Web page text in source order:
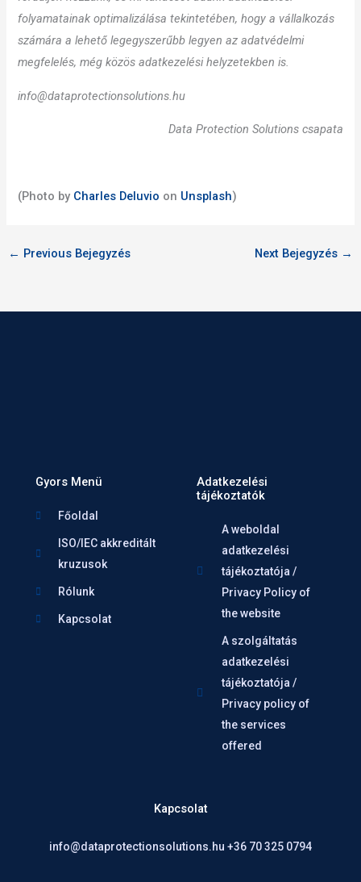
folyamatainak optimalizálása tekintetében, hogy a vállalkozás
számára a lehető legegyszerűbb legyen az adatvédelmi
megfelelés, még közös adatkezelési helyzetekben is.
info@dataprotectionsolutions.hu
Data Protection Solutions csapata
(Photo by Charles Deluvio on Unsplash)
← Previous Bejegyzés Next Bejegyzés →
Gyors Menü
Főoldal
ISO/IEC akkreditált
kruzusok
Rólunk
Kapcsolat
Adatkezelési
tájékoztatók
A weboldal
adatkezelési
tájékoztatója /
Privacy Policy of
the website
A szolgáltatás
adatkezelési
tájékoztatója /
Privacy policy of
the services
offered
Kapcsolat
info@dataprotectionsolutions.hu +36 70 325 0794